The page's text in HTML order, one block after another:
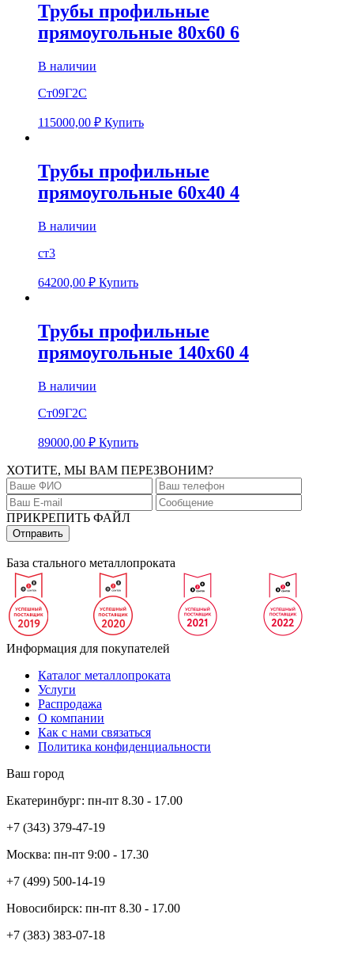
Трубы профильные
прямоугольные 80х60 6
В наличии
Ст09Г2С
115000,00 ₽ Купить
Трубы профильные
прямоугольные 60х40 4
В наличии
ст3
64200,00 ₽ Купить
Трубы профильные
прямоугольные 140х60 4
В наличии
Ст09Г2С
89000,00 ₽ Купить
ХОТИТЕ, МЫ ВАМ ПЕРЕЗВОНИМ?
ПРИКРЕПИТЬ ФАЙЛ
База стального металлопроката
Информация для покупателей
Каталог металлопроката
Услуги
Распродажа
О компании
Как с нами связаться
Политика конфиденциальности
Ваш город
Екатеринбург: пн-пт 8.30 - 17.00
+7 (343) 379-47-19
Москва: пн-пт 9:00 - 17.30
+7 (499) 500-14-19
Новосибирск: пн-пт 8.30 - 17.00
+7 (383) 383-07-18